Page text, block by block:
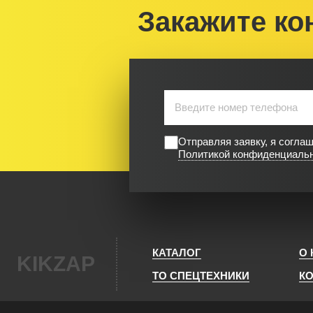
Закажите
Отправляя заявку, я
Политикой
KIKZAP КАТАЛОГ
О
ТО СПЕЦТЕХНИКИ